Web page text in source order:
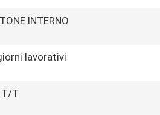
INTERNO
lavorativi
T/T